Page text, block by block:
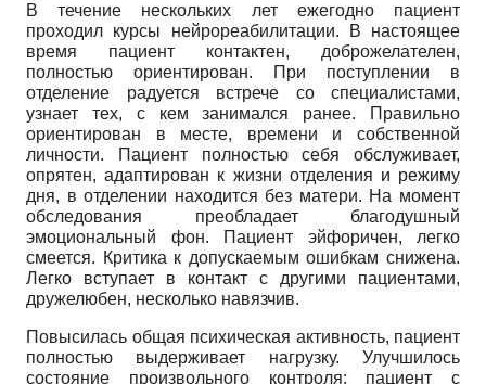
В течение нескольких лет ежегодно пациент
проходил курсы нейрореабилитации. В настоящее
время пациент контактен, доброжелателен,
полностью ориентирован. При поступлении в
отделение радуется встрече со специалистами,
узнает тех, с кем занимался ранее. Правильно
ориентирован в месте, времени и собственной
личности. Пациент полностью себя обслуживает,
опрятен, адаптирован к жизни отделения и режиму
дня, в отделении находится без матери. На момент
обследования преобладает благодушный
эмоциональный фон. Пациент эйфоричен, легко
смеется. Критика к допускаемым ошибкам снижена.
Легко вступает в контакт с другими пациентами,
дружелюбен, несколько навязчив.
Повысилась общая психическая активность, пациент
полностью выдерживает нагрузку. Улучшилось
состояние произвольного контроля: пациент с